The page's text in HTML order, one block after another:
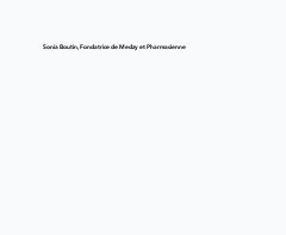
Sonia Boutin, Fondatrice de Medzy et Pharmacienne